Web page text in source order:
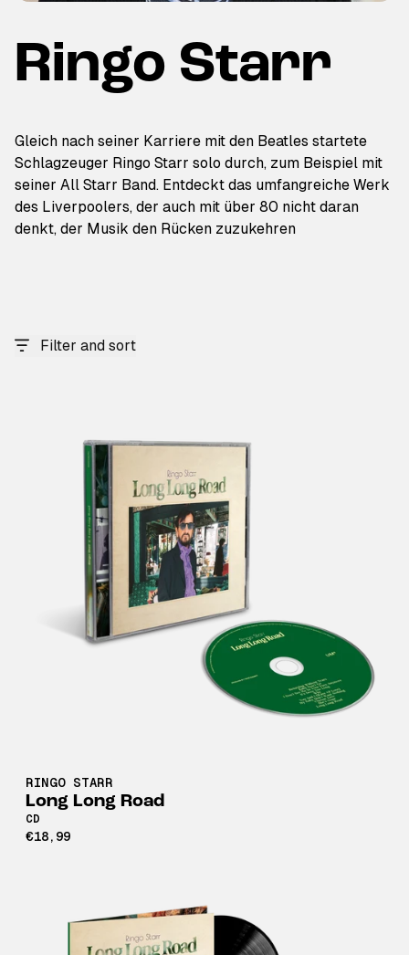
Ringo Starr
Gleich nach seiner Karriere mit den Beatles startete
Schlagzeuger Ringo Starr solo durch, zum Beispiel mit
seiner All Starr Band. Entdeckt das umfangreiche Werk
des Liverpoolers, der auch mit über 80 nicht daran
denkt, der Musik den Rücken zuzukehren
Filter and sort
RINGO STARR
Long Long Road
CD
€18,99